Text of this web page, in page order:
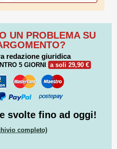
UN PROBLEMA SU
redazione giuridica
5 GIORNI a soli 29,90 €
svolte fino ad oggi!
completo)